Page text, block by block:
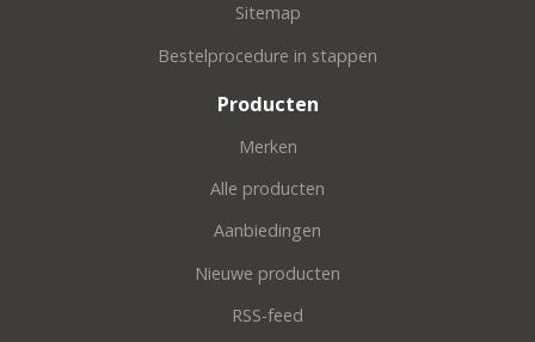
Sitemap
Bestelprocedure in stappen
Producten
Merken
Alle producten
Aanbiedingen
Nieuwe producten
RSS-feed